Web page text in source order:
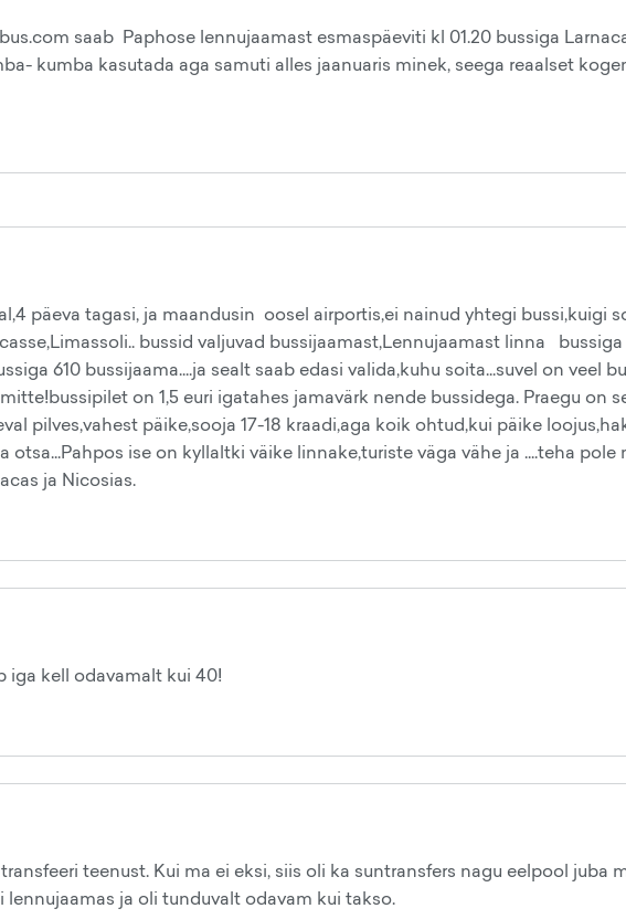
saab Paphose lennujaamast esmaspäeviti kl 01.20 bussiga
kumba kasutada aga samuti alles jaanuaris minek, seega reaalset
päeva tagasi, ja maandusin oosel airportis,ei nainud yhtegi bussi,kuigi
bussid valjuvad bussijaamast,Lennujaamast linna bussiga
610 bussijaama....ja sealt saab edasi valida,kuhu soita...suvel on veel
on 1,5 euri igatahes jamavärk nende bussidega. Praegu on
pilves,vahest päike,sooja 17-18 kraadi,aga koik ohtud,kui päike
otsa...Pahpos ise on kyllaltki väike linnake,turiste väga vähe ja ....teha pole
ja Nicosias.
iga kell odavamalt kui 40!
teenust. Kui ma ei eksi, siis oli ka suntransfers nagu eelpool juba
ja oli tunduvalt odavam kui takso.